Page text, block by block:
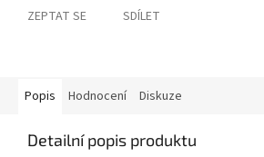
ZEPTAT SE SDÍLET
Popis Hodnocení Diskuze
Detailní popis produktu